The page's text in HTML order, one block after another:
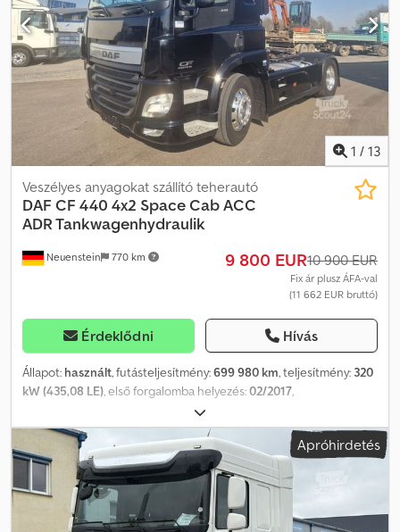
kormánykerék, 1 db fekvőhely, rádió CD navigációs rendszerrel, 2
db elektromos ablakemelő, elektromos tükrök, xenon fényszórók.
Tengelytáv: 3700 mm
1 / 13
Neuenstein 770 km
Veszélyes anyagokat szállító teherautó
DAF CF 440 4x2 Space Cab ACC
ADR Tankwagenhydraulik
9 800 EUR10 900 EUR
Fix ár plusz ÁFA-val
(11 662 EUR bruttó)
Érdeklődni Hívás
Állapot: használt, futásteljesítmény:699 980 km, teljesítmény: 320
kW (435,08 LE), első forgalomba helyezés:02/2017,
, össztömeg:
2 tengely, fékek:retarder, szín:fekete, hajtástípus:automata,
kibocsátási osztály:Euro 6, Felszereltség:ABS, légkondicionálás,
állófűtés
, * 4972 – A jármű azonosítója telefonos
megkeresésekhez * SpaceCab * Automata váltó, légkondicionáló,
lassító, differenciálzár, sávtartó asszisztens, állófűtés, adaptív
tempomat, ADR, légrugó, könnyűfém felnik, oldalkárpit,
Apróhirdetés